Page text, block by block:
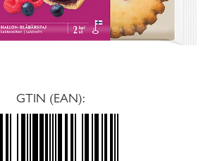
GTIN (EAN):